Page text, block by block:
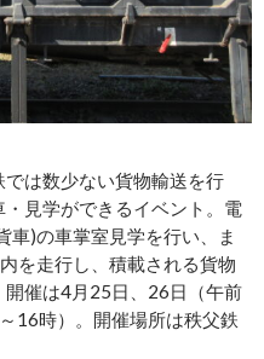
は数少ない貨物輸送を行
見学ができるイベント。電
車)の車掌室見学を行い、ま
を走行し、積載される貨物
催は4月25日、26日（午前
16時）。開催場所は秩父鉄